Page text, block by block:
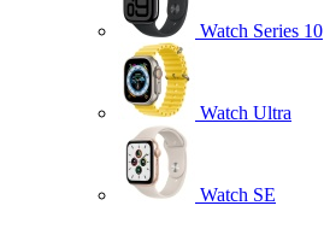
Watch Series 10
Watch Ultra
Watch SE